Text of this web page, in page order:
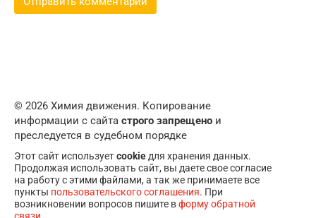
© 2026 Химия движения. Копирование
информации с сайта строго запрещено и
преследуется в судебном порядке
Этот сайт используетcookieдля хранения данных.
Продолжая использовать сайт, вы даете свое согласие
на работу с этими файлами, а так же принимаете все
пункты пользовательского соглашения. При
возникновении вопросов пишите вформу обратной